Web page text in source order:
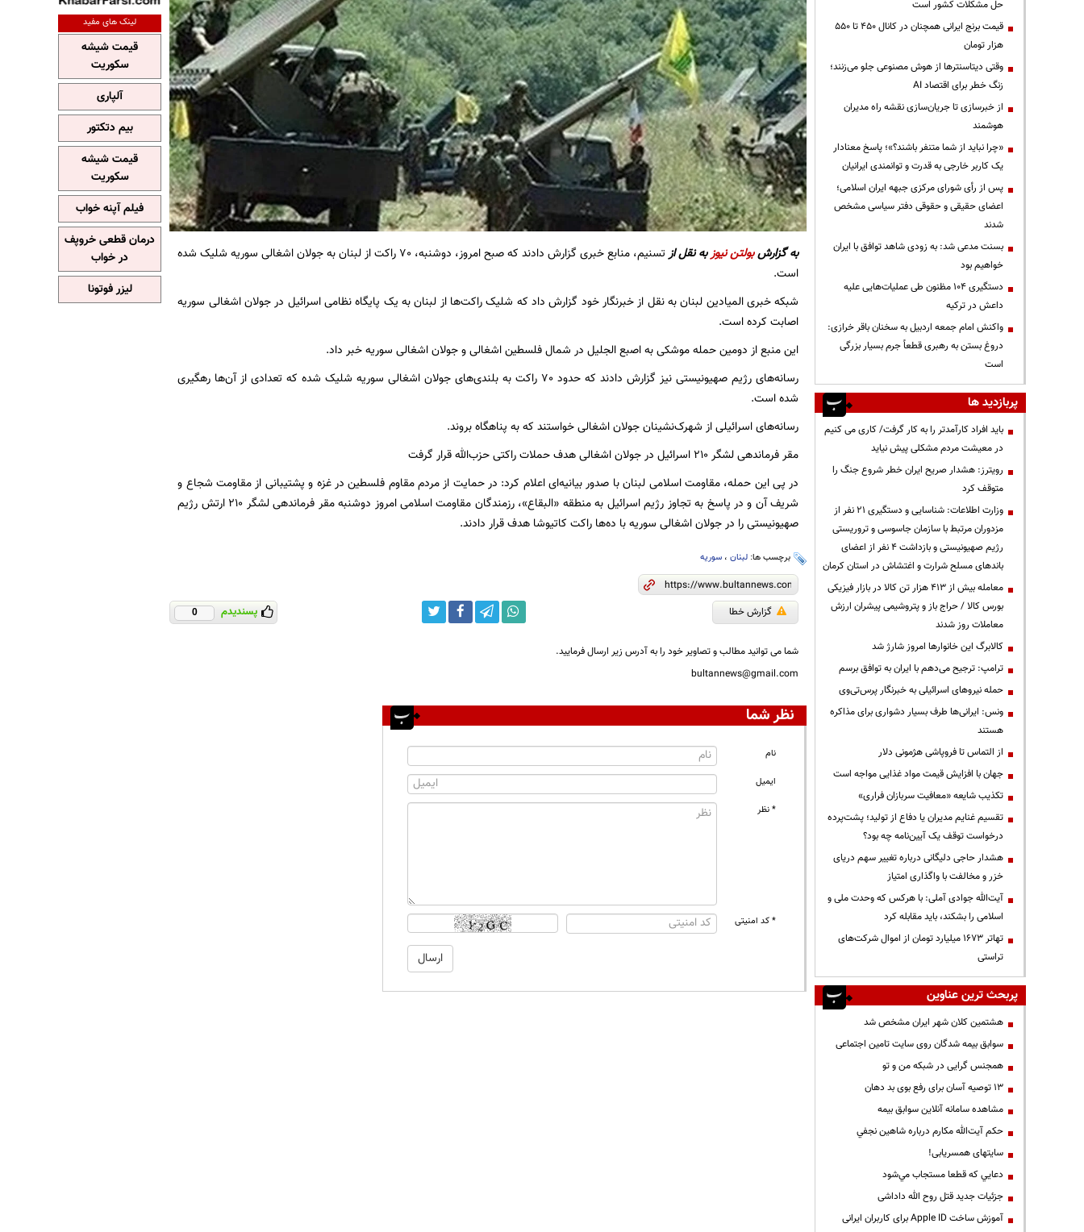
به گزارشبولتن نیوزبه نقل از
تسنیم، منابع خبری گزارش دادند که صبح امروز، دوشنبه، 70 راکت از لبنان به جولان اشغالی سوریه شلیک شده
است.
شبکه خبری المیادین لبنان به نقل از خبرنگار خود گزارش داد که شلیک راکت‌ها از لبنان به یک پایگاه نظامی اسرائیل در جولان اشغالی سوریه
اصابت کرده است.
این منبع از دومین حمله موشکی به اصبع الجلیل در شمال فلسطین اشغالی و جولان اشغالی سوریه خبر داد.
رسانه‌های رژیم صهیونیستی نیز گزارش دادند که حدود 70 راکت به بلندی‌های جولان اشغالی سوریه شلیک شده که تعدادی از آن‌ها رهگیری
شده است.
رسانه‌های اسرائیلی از شهرک‌نشینان جولان اشغالی خواستند که به پناهگاه بروند.
مقر فرماندهی لشگر 210 اسرائیل در جولان اشغالی هدف حملات راکتی حزب‌الله قرار گرفت
در پی این حمله، مقاومت اسلامی لبنان با صدور بیانیه‌ای اعلام کرد: در حمایت از مردم مقاوم فلسطین در غزه و پشتیبانی از مقاومت شجاع و
شریف آن و در پاسخ به تجاوز رژیم اسرائیل به منطقه «البقاع»، رزمندگان مقاومت اسلامی امروز دوشنبه مقر فرماندهی لشگر 210 ارتش رژیم
صهیونیستی را در جولان اشغالی سوریه با ده‌ها راکت کاتیوشا هدف قرار دادند.
برچسب ها: لبنان، سوریه
گزارش خطا پسندیدم 0
شما می توانید مطالب و تصاویر خود را به آدرس زیر ارسال فرمایید.
bultannews@gmail.com
نظر شما
نام
ایمیل
* نظر
* کد امنیتی
حل مشکلات کشور است
قیمت‌ برنج ایرانی همچنان در کانال ۴۵۰ تا ۵۵۰
هزار تومان
وقتی دیتاسنترها از هوش مصنوعی جلو می‌زنند؛
زنگ خطر برای اقتصاد AI
از خبرسازی تا جریان‌سازی نقشه راه مدیران
هوشمند
«چرا نباید از شما متنفر باشند؟»؛ پاسخ معنادار
یک کاربر خارجی به قدرت و توانمندی ایرانیان
پس از رأی شورای مرکزی جبهه ایران اسلامی؛
اعضای حقیقی و حقوقی دفتر سیاسی مشخص
شدند
بسنت مدعی شد: به زودی شاهد توافق با ایران
خواهیم بود
دستگیری ۱۰۴ مظنون طی عملیات‌هایی علیه
داعش در ترکیه
واکنش امام جمعه اردبیل به سخنان باقر خرازی:
دروغ بستن به رهبری قطعاً جرم بسیار بزرگی
است
پربازدید ها
باید افراد کارآمدتر را به کار گرفت/ کاری می کنیم
در معیشت مردم مشکلی پیش نیاید
رویترز: هشدار صریح ایران خطر شروع جنگ را
متوقف کرد
وزارت اطلاعات: شناسایی و دستگیری ۲۱ نفر از
مزدوران مرتبط با سازمان جاسوسی و تروریستی
رژیم صهیونیستی و بازداشت ۴ نفر از اعضای
باندهای مسلح شرارت و اغتشاش در استان کرمان
معامله بیش از ۴۱۳ هزار تن کالا در بازار فیزیکی
بورس کالا / حراج باز و پتروشیمی پیشران ارزش
معاملات روز شدند
کالابرگ این خانوارها امروز شارژ شد
ترامپ: ترجیح می‌دهم با ایران به توافق برسم
حمله نیروهای اسرائیلی به خبرنگار پرس‌تی‌وی
ونس: ایرانی‌ها طرف بسیار دشواری برای مذاکره
هستند
از التماس تا فروپاشی هژمونی دلار
جهان با افزایش قیمت مواد غذایی مواجه است
تکذیب شایعه «معافیت سربازان فراری»
تقسیم غنایم مدیران یا دفاع از تولید؛ پشت‌پرده
درخواست توقف یک آیین‌نامه چه بود؟
هشدار حاجی دلیگانی درباره تغییر سهم دریای
خزر و مخالفت با واگذاری امتیاز
آیت‌الله جوادی آملی: با هرکس که وحدت ملی و
اسلامی را بشکند، باید مقابله کرد
تهاتر ۱۶۷۳ میلیارد تومان از اموال شرکت‌های
تراستی
پربحث ترین عناوین
هشتمین کلان شهر ایران مشخص شد
سوابق بیمه شدگان روی سایت تامین اجتماعی
همجنس گرایی در شبکه من و تو
13 توصیه آسان برای رفع بوی بد دهان
مشاهده سامانه آنلاين سوابق بیمه
حكم آيت‌الله مكارم درباره شاهين نجفي
سایتهای همسریابی!
دعايي كه قطعا مستجاب مي‌شود
جزئیات جدید قتل روح الله داداشی
آموزش ساخت Apple ID برای کاربران ایرانی
لینک های مفید
قیمت شیشه
سکوریت
آلپاری
بیم دتکتور
قیمت شیشه
سکوریت
فیلم آپنه خواب
درمان قطعی خروپف
در خواب
لیزر فوتونا